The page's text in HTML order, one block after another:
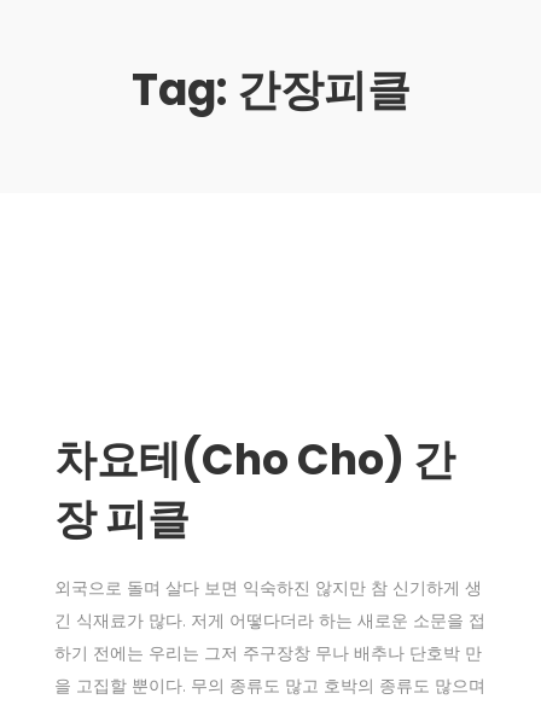
Tag: 간장피클
차요테(Cho Cho) 간
장 피클
외국으로 돌며 살다 보면 익숙하진 않지만 참 신기하게 생
긴 식재료가 많다. 저게 어떻다더라 하는 새로운 소문을 접
하기 전에는 우리는 그저 주구장창 무나 배추나 단호박 만
을 고집할 뿐이다. 무의 종류도 많고 호박의 종류도 많으며